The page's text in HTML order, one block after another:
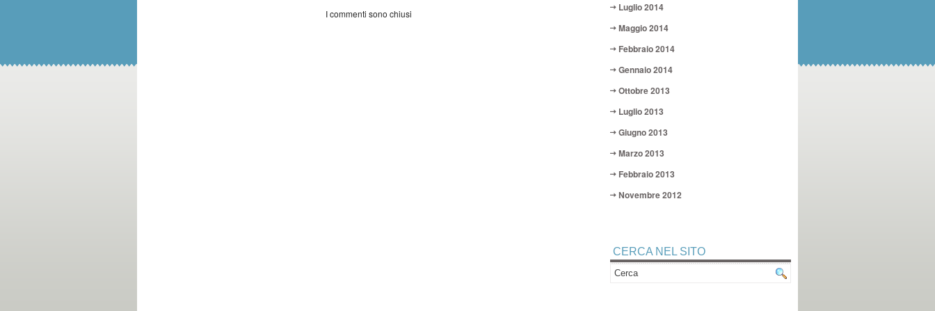
I commenti sono chiusi
Luglio 2014
Maggio 2014
Febbraio 2014
Gennaio 2014
Ottobre 2013
Luglio 2013
Giugno 2013
Marzo 2013
Febbraio 2013
Novembre 2012
CERCA NEL SITO